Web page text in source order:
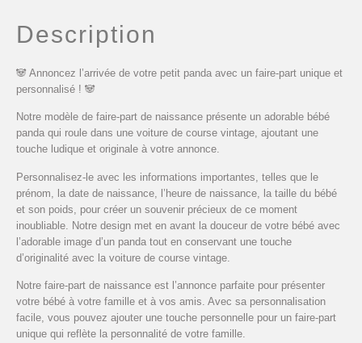
Description
🐼 Annoncez l’arrivée de votre petit panda avec un faire-part unique et
personnalisé ! 🐼
Notre modèle de faire-part de naissance présente un adorable bébé
panda qui roule dans une voiture de course vintage, ajoutant une
touche ludique et originale à votre annonce.
Personnalisez-le avec les informations importantes, telles que le
prénom, la date de naissance, l’heure de naissance, la taille du bébé
et son poids, pour créer un souvenir précieux de ce moment
inoubliable. Notre design met en avant la douceur de votre bébé avec
l’adorable image d’un panda tout en conservant une touche
d’originalité avec la voiture de course vintage.
Notre faire-part de naissance est l’annonce parfaite pour présenter
votre bébé à votre famille et à vos amis. Avec sa personnalisation
facile, vous pouvez ajouter une touche personnelle pour un faire-part
unique qui reflète la personnalité de votre famille.